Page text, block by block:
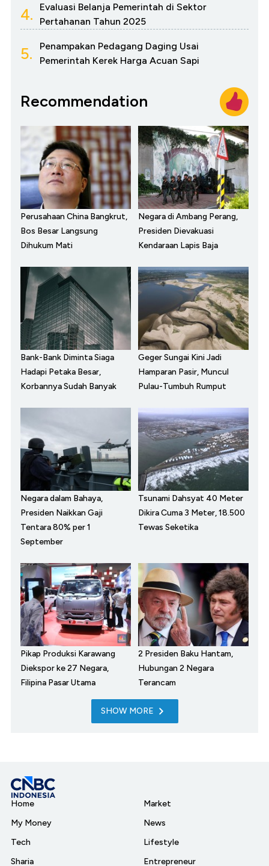
4.
Evaluasi Belanja Pemerintah di Sektor
Pertahanan Tahun 2025
5.
Penampakan Pedagang Daging Usai
Pemerintah Kerek Harga Acuan Sapi
Recommendation
Perusahaan China Bangkrut,
Bos Besar Langsung
Dihukum Mati
Negara di Ambang Perang,
Presiden Dievakuasi
Kendaraan Lapis Baja
Bank-Bank Diminta Siaga
Hadapi Petaka Besar,
Korbannya Sudah Banyak
Geger Sungai Kini Jadi
Hamparan Pasir, Muncul
Pulau-Tumbuh Rumput
Negara dalam Bahaya,
Presiden Naikkan Gaji
Tentara 80% per 1
September
Tsunami Dahsyat 40 Meter
Dikira Cuma 3 Meter, 18.500
Tewas Seketika
Pikap Produksi Karawang
Diekspor ke 27 Negara,
Filipina Pasar Utama
2 Presiden Baku Hantam,
Hubungan 2 Negara
Terancam
SHOW MORE
Home
My Money
Tech
Sharia
Market
News
Lifestyle
Entrepreneur